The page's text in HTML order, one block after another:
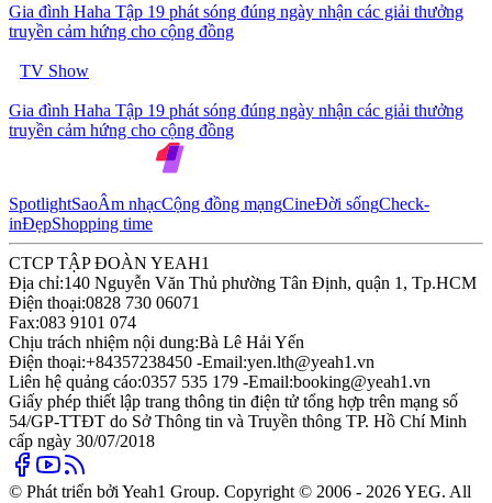
Gia đình Haha Tập 19 phát sóng đúng ngày nhận các giải thưởng
truyền cảm hứng cho cộng đồng
TV Show
Gia đình Haha Tập 19 phát sóng đúng ngày nhận các giải thưởng
truyền cảm hứng cho cộng đồng
SpotlightSaoÂm nhạcCộng đồng mạngCineĐời sốngCheck-
inĐẹpShopping time
CTCP TẬP ĐOÀN YEAH1
Địa chỉ:140 Nguyễn Văn Thủ phường Tân Định, quận 1, Tp.HCM
Điện thoại:0828 730 06071
Fax:083 9101 074
Chịu trách nhiệm nội dung:Bà Lê Hải Yến
Điện thoại:+84357238450 -Email:yen.lth@yeah1.vn
Liên hệ quảng cáo:0357 535 179 -Email:booking@yeah1.vn
Giấy phép thiết lập trang thông tin điện tử tổng hợp trên mạng số
54/GP-TTĐT do Sở Thông tin và Truyền thông TP. Hồ Chí Minh
cấp ngày 30/07/2018
© Phát triển bởi Yeah1 Group. Copyright © 2006 - 2026 YEG. All